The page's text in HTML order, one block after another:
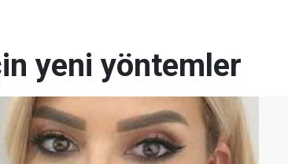
yeni yöntemler